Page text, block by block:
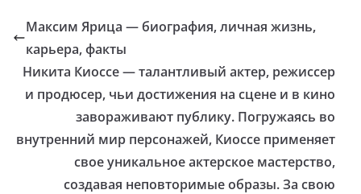
Максим Ярица — биография, личная жизнь,
карьера, факты
Никита Киоссе — талантливый актер, режиссер
и продюсер, чьи достижения на сцене и в кино
завораживают публику. Погружаясь во
внутренний мир персонажей, Киоссе применяет
свое уникальное актерское мастерство,
создавая неповторимые образы. За свою